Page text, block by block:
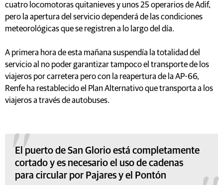
cuatro locomotoras quitanieves y unos 25 operarios de Adif,
pero la apertura del servicio dependerá de las condiciones
meteorológicas que se registren a lo largo del día.
A primera hora de esta mañana suspendía la totalidad del
servicio al no poder garantizar tampoco el transporte de los
viajeros por carretera pero con la reapertura de la AP-66,
Renfe ha restablecido el Plan Alternativo que transporta a los
viajeros a través de autobuses.
El puerto de San Glorio está completamente
cortado y es necesario el uso de cadenas
para circular por Pajares y el Pontón